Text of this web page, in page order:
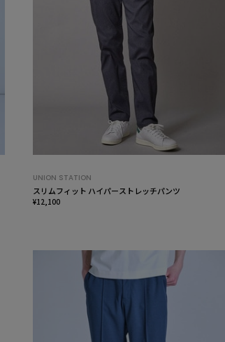
UNION STATION
スリムフィット ハイパーストレッチパンツ
¥12,100